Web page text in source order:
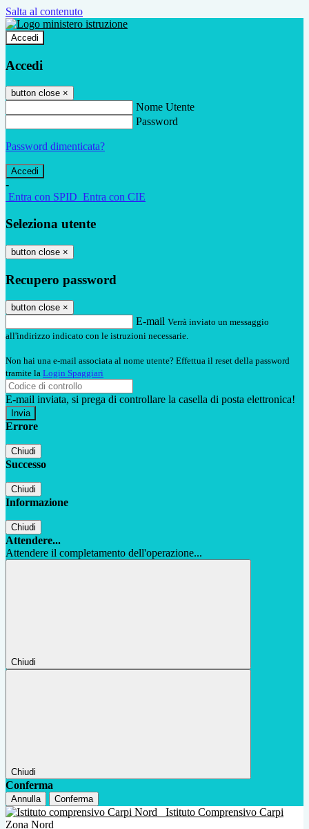
Salta al contenuto
Accedi
Accedi
button close ×
Nome Utente
Password
Password dimenticata?
-
Entra con SPID Entra con CIE
Seleziona utente
button close ×
Recupero password
button close ×
E-mail Verrà inviato un messaggio
all'indirizzo indicato con le istruzioni necessarie.
Non hai una e-mail associata al nome utente? Effettua il reset della password
tramite la Login Spaggiari
E-mail inviata, si prega di controllare la casella di posta elettronica!
Errore
Chiudi
Successo
Chiudi
Informazione
Chiudi
Attendere...
Attendere il completamento dell'operazione...
Chiudi
Chiudi
Conferma
Annulla Conferma
Istituto Comprensivo Carpi
Zona Nord